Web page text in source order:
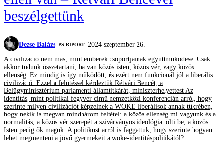
beszélgettünk
Dezse Balázs ‎PS RIPORT
2024 szeptember 26.
A civilizáció nem más, mint emberek csoportjainak együttműködése. Csak
akkor tudunk összetartani, ha van közös isten, közös vér, vagy közös
ellenség. Ez mindig is így működött, és ezért nem funkcionál jól a liberális
civilizáció. Ezzel a felütéssel kérdeztük Rétvári Bencét, a
Belügyminisztérium parlamenti államtitkárát, miniszterhelyettest Az
identitás, mint politikai fegyver című nemzetközi konferencián arról, hogy
szerinte milyen civilizációt képzelnek a WOKE liberálisok annak tükrében,
hogy nekik is megvan mindhárom feltétel: a közös ellenség mi vagyunk és a
normalitás, a közös vér szerepét a szivárványos ideológia tölti be, a közös
Isten pedig ők maguk. A politikust arról is faggattuk, hogy szerinte hogyan
lehet megmenteni a jövő gyermekeit a woke-identitáspolitikától?